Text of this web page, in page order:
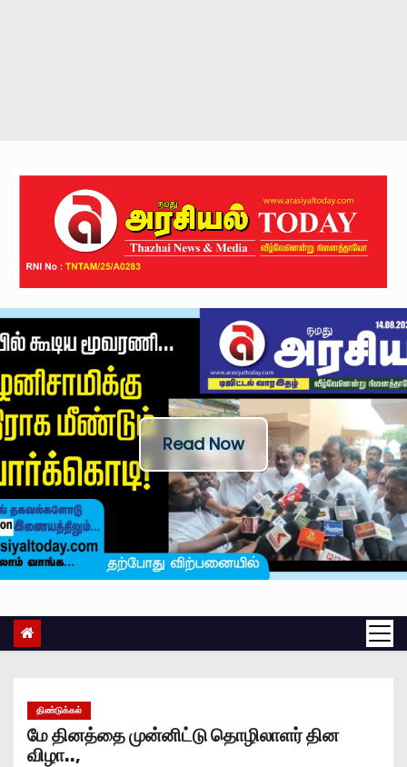
Read Now
திண்டுக்கல்
மே தினத்தை முன்னிட்டு தொழிலாளர் தின
விழா..,